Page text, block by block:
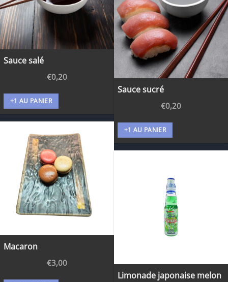
Sauce salé
€0,20
+1 AU PANIER
Sauce sucré
€0,20
+1 AU PANIER
Macaron
€3,00
Limonade japonaise melon